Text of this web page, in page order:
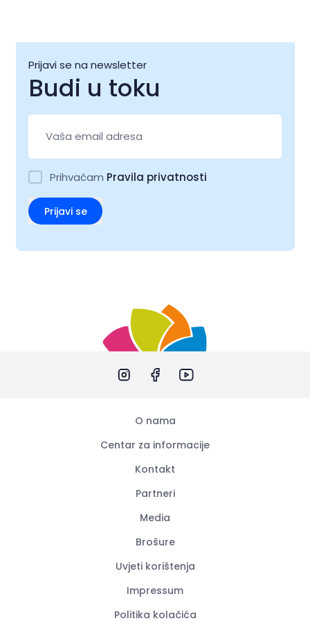
Prijavi se na newsletter
Budi u toku
Prihvaćam Pravila privatnosti
Prijavi se
O nama
Centar za informacije
Kontakt
Partneri
Media
Brošure
Uvjeti korištenja
Impressum
Politika kolačića